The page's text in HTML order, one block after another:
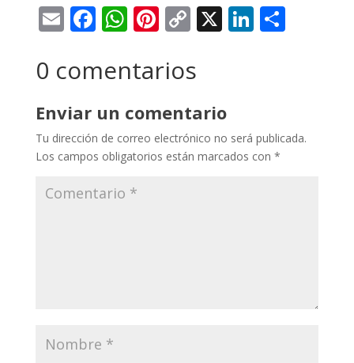
EmailFacebook
WhatsApp
Pinterest
Copy
X
0 comentarios
Enviar un comentario
Tu dirección de correo electrónico no será publicada.
Los campos obligatorios están marcados con *